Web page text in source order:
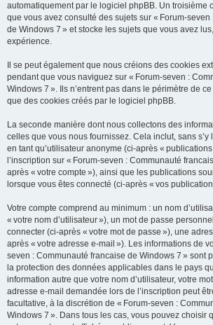
automatiquement par le logiciel phpBB. Un troisième
que vous avez consulté des sujets sur « Forum-
de Windows 7 » et stocke les sujets que vous avez
expérience.
Il se peut également que nous créions des cookies
pendant que vous naviguez sur « Forum-seven :
Windows 7 ». Ils n’entrent pas dans le périmètre de
que des cookies créés par le logiciel phpBB.
La seconde manière dont nous collectons des
celles que vous nous fournissez. Cela inclut, sans
en tant qu’utilisateur anonyme (ci-après «
l’inscription sur « Forum-seven : Communauté
après « votre compte »), ainsi que les publications
lorsque vous êtes connecté (ci-après « vos
Votre compte comprend au minimum : un nom
« votre nom d’utilisateur »), un mot de passe
connecter (ci-après « votre mot de passe »), une
après « votre adresse e-mail »). Les informations de
seven : Communauté francaise de Windows 7 » sont
la protection des données applicables dans le pays
information autre que votre nom d’utilisateur, votre
adresse e-mail demandée lors de l’inscription peut
facultative, à la discrétion de « Forum-seven :
Windows 7 ». Dans tous les cas, vous pouvez choisir